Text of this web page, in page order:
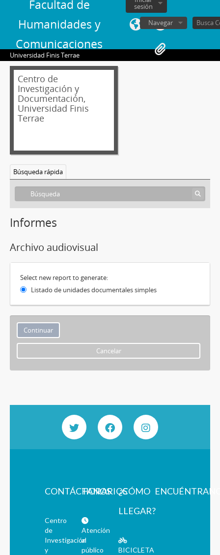
Facultad de
Humanidades y
Comunicaciones
sesión
Navegar
Universidad Finis Terrae
Centro de
Investigación y
Documentación,
Universidad Finis
Terrae
Búsqueda rápida
Informes
Archivo audiovisual
Select new report to generate:
Listado de unidades documentales simples
Cancelar
CONTÁCTANOS
Centro
de
Investigación
y
HORARIOS
Atención
al
público
¿CÓMO
LLEGAR?
BICICLETA